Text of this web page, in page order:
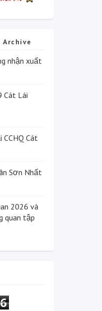
Archive
nhận xuất
Cát Lái
CCHQ Cát
Sơn Nhất
2026 và
quan tập
6